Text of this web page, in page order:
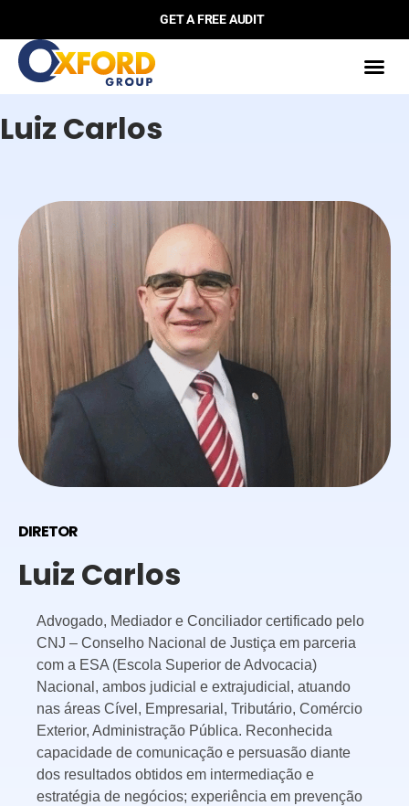
GET A FREE AUDIT
Luiz Carlos
DIRETOR
Luiz Carlos
Advogado, Mediador e Conciliador certificado pelo
CNJ – Conselho Nacional de Justiça em parceria
com a ESA (Escola Superior de Advocacia)
Nacional, ambos judicial e extrajudicial, atuando
nas áreas Cível, Empresarial, Tributário, Comércio
Exterior, Administração Pública. Reconhecida
capacidade de comunicação e persuasão diante
dos resultados obtidos em intermediação e
estratégia de negócios; experiência em prevenção